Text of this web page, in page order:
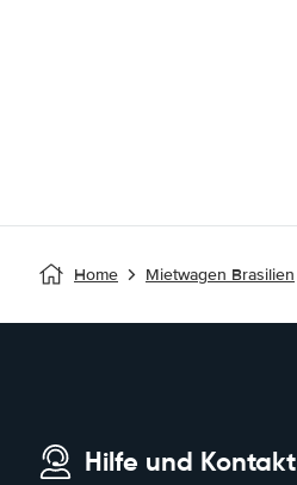
Home Mietwagen Brasilien
Hilfe und Kontakt